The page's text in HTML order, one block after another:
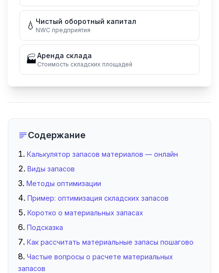
💧 Чистый оборотный капитал
NWC предприятия
🏭Аренда склада
Стоимость складских площадей
Содержание
Калькулятор запасов материалов — онлайн
Виды запасов
Методы оптимизации
Пример: оптимизация складских запасов
Коротко о материальных запасах
Подсказка
Как рассчитать материальные запасы пошагово
Частые вопросы о расчете материальных
запасов